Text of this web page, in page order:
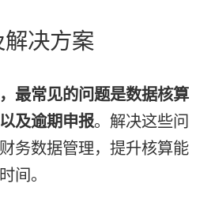
决方案
最常见的问题是数据核算
及逾期申报。解决这些问
务数据管理，提升核算能
间。